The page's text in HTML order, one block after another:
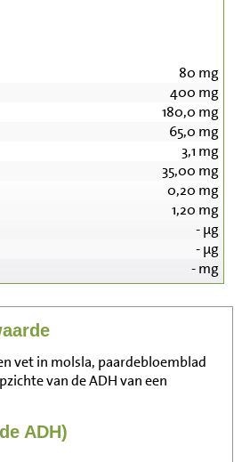
80 mg
400 mg
180,0 mg
65,0 mg
3,1 mg
35,00 mg
0,20 mg
1,20 mg
-µg
-µg
-mg
vet in molsla, paardebloemblad
van de ADH van een
ADH)